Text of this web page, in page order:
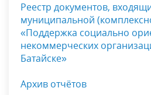
Реестр документов,
муниципальной
«Поддержка социально
некоммерческих
Батайске»
Архив отчётов